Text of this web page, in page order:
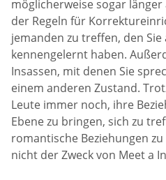
möglicherweise sogar
der Regeln für
jemanden zu treffen, den
kennengelernt haben.
Insassen, mit denen Sie
einem anderen Zustand.
Leute immer noch, ihre
Ebene zu bringen, sich zu
romantische Beziehungen
nicht der Zweck von Meet a